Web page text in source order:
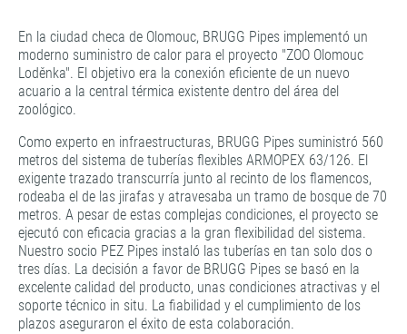
En la ciudad checa de Olomouc, BRUGG Pipes implementó un
moderno suministro de calor para el proyecto "ZOO Olomouc
Loděnka". El objetivo era la conexión eficiente de un nuevo
acuario a la central térmica existente dentro del área del
zoológico.
Como experto en infraestructuras, BRUGG Pipes suministró 560
metros del sistema de tuberías flexibles ARMOPEX 63/126. El
exigente trazado transcurría junto al recinto de los flamencos,
rodeaba el de las jirafas y atravesaba un tramo de bosque de 70
metros. A pesar de estas complejas condiciones, el proyecto se
ejecutó con eficacia gracias a la gran flexibilidad del sistema.
Nuestro socio PEZ Pipes instaló las tuberías en tan solo dos o
tres días. La decisión a favor de BRUGG Pipes se basó en la
excelente calidad del producto, unas condiciones atractivas y el
soporte técnico in situ. La fiabilidad y el cumplimiento de los
plazos aseguraron el éxito de esta colaboración.